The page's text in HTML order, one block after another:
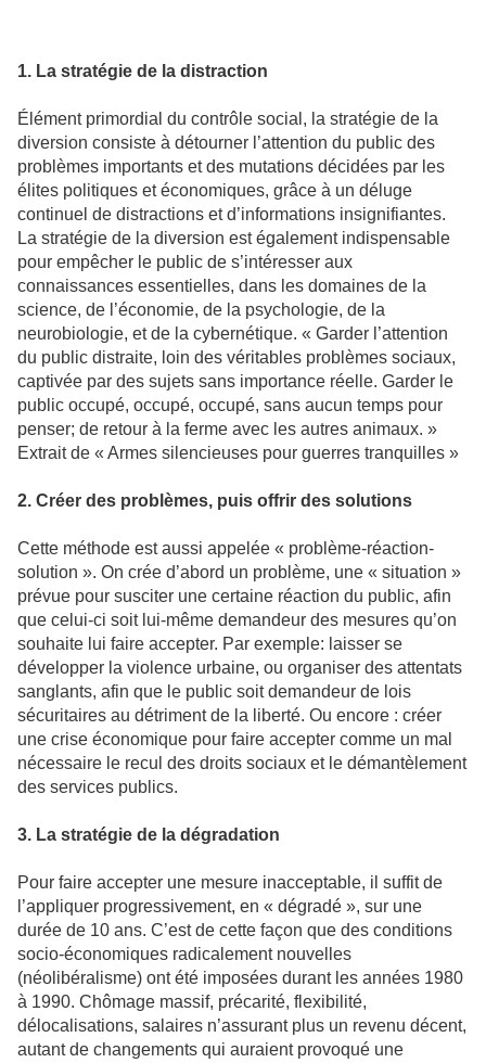
1. La stratégie de la distraction
Élément primordial du contrôle social, la stratégie de la
diversion consiste à détourner l’attention du public des
problèmes importants et des mutations décidées par les
élites politiques et économiques, grâce à un déluge
continuel de distractions et d’informations insignifiantes.
La stratégie de la diversion est également indispensable
pour empêcher le public de s’intéresser aux
connaissances essentielles, dans les domaines de la
science, de l’économie, de la psychologie, de la
neurobiologie, et de la cybernétique. « Garder l’attention
du public distraite, loin des véritables problèmes sociaux,
captivée par des sujets sans importance réelle. Garder le
public occupé, occupé, occupé, sans aucun temps pour
penser; de retour à la ferme avec les autres animaux. »
Extrait de « Armes silencieuses pour guerres tranquilles »
2. Créer des problèmes, puis offrir des solutions
Cette méthode est aussi appelée « problème-réaction-
solution ». On crée d’abord un problème, une « situation »
prévue pour susciter une certaine réaction du public, afin
que celui-ci soit lui-même demandeur des mesures qu’on
souhaite lui faire accepter. Par exemple: laisser se
développer la violence urbaine, ou organiser des attentats
sanglants, afin que le public soit demandeur de lois
sécuritaires au détriment de la liberté. Ou encore : créer
une crise économique pour faire accepter comme un mal
nécessaire le recul des droits sociaux et le démantèlement
des services publics.
3. La stratégie de la dégradation
Pour faire accepter une mesure inacceptable, il suffit de
l’appliquer progressivement, en « dégradé », sur une
durée de 10 ans. C’est de cette façon que des conditions
socio-économiques radicalement nouvelles
(néolibéralisme) ont été imposées durant les années 1980
à 1990. Chômage massif, précarité, flexibilité,
délocalisations, salaires n’assurant plus un revenu décent,
autant de changements qui auraient provoqué une